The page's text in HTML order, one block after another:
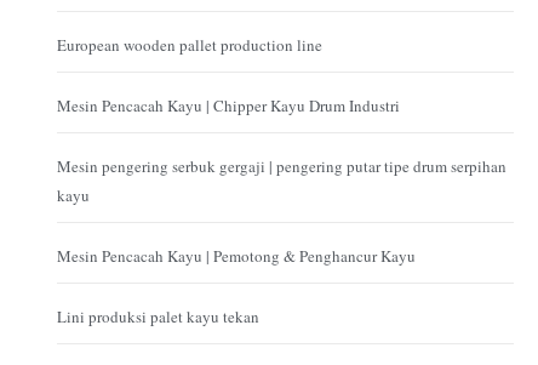
European wooden pallet production line
Mesin Pencacah Kayu | Chipper Kayu Drum Industri
Mesin pengering serbuk gergaji | pengering putar tipe drum serpihan
kayu
Mesin Pencacah Kayu | Pemotong & Penghancur Kayu
Lini produksi palet kayu tekan